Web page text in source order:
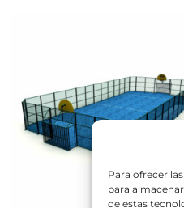
Para ofrecer
para
de estas